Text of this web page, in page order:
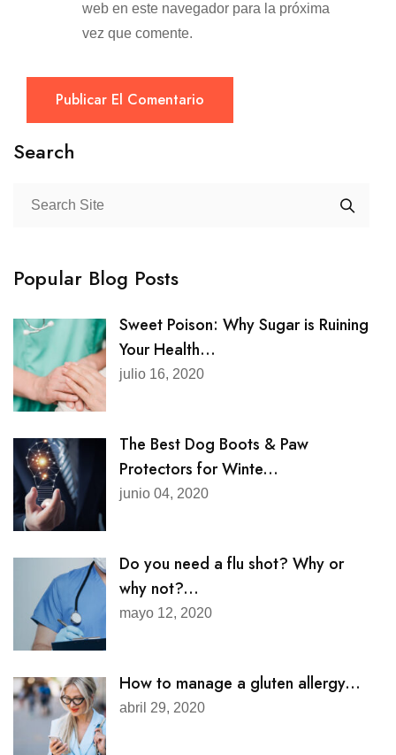
web en este navegador para la próxima
vez que comente.
Publicar El Comentario
Search
Popular Blog Posts
Sweet Poison: Why Sugar is Ruining
Your Health...
julio 16, 2020
The Best Dog Boots & Paw
Protectors for Winte...
junio 04, 2020
Do you need a flu shot? Why or
why not?...
mayo 12, 2020
How to manage a gluten allergy...
abril 29, 2020